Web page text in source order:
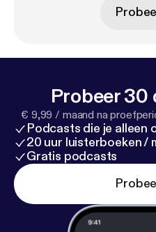
Probeer 30
€ 9,99 / maand na
Podcasts die je alleen
20 uur luisterboeken /
Gratis podcasts